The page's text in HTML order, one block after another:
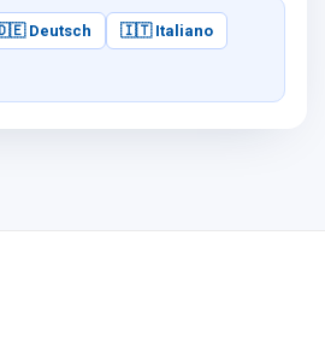
Deutsch 🇮🇹 Italiano